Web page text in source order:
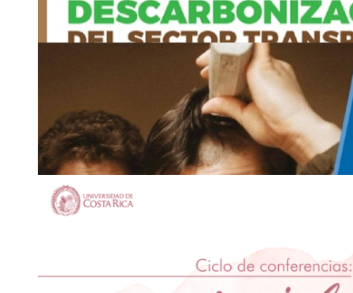
Foros: Descarbonización del Sector